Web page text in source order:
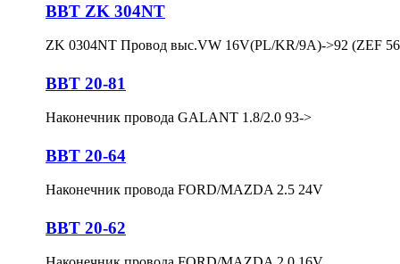
BBT ZK 304NT
ZK 0304NT Провод выс.VW 16V(PL/KR/9A)->92 (ZEF
BBT 20-81
Наконечник провода GALANT 1.8/2.0 93->
BBT 20-64
Наконечник провода FORD/MAZDA 2.5 24V
BBT 20-62